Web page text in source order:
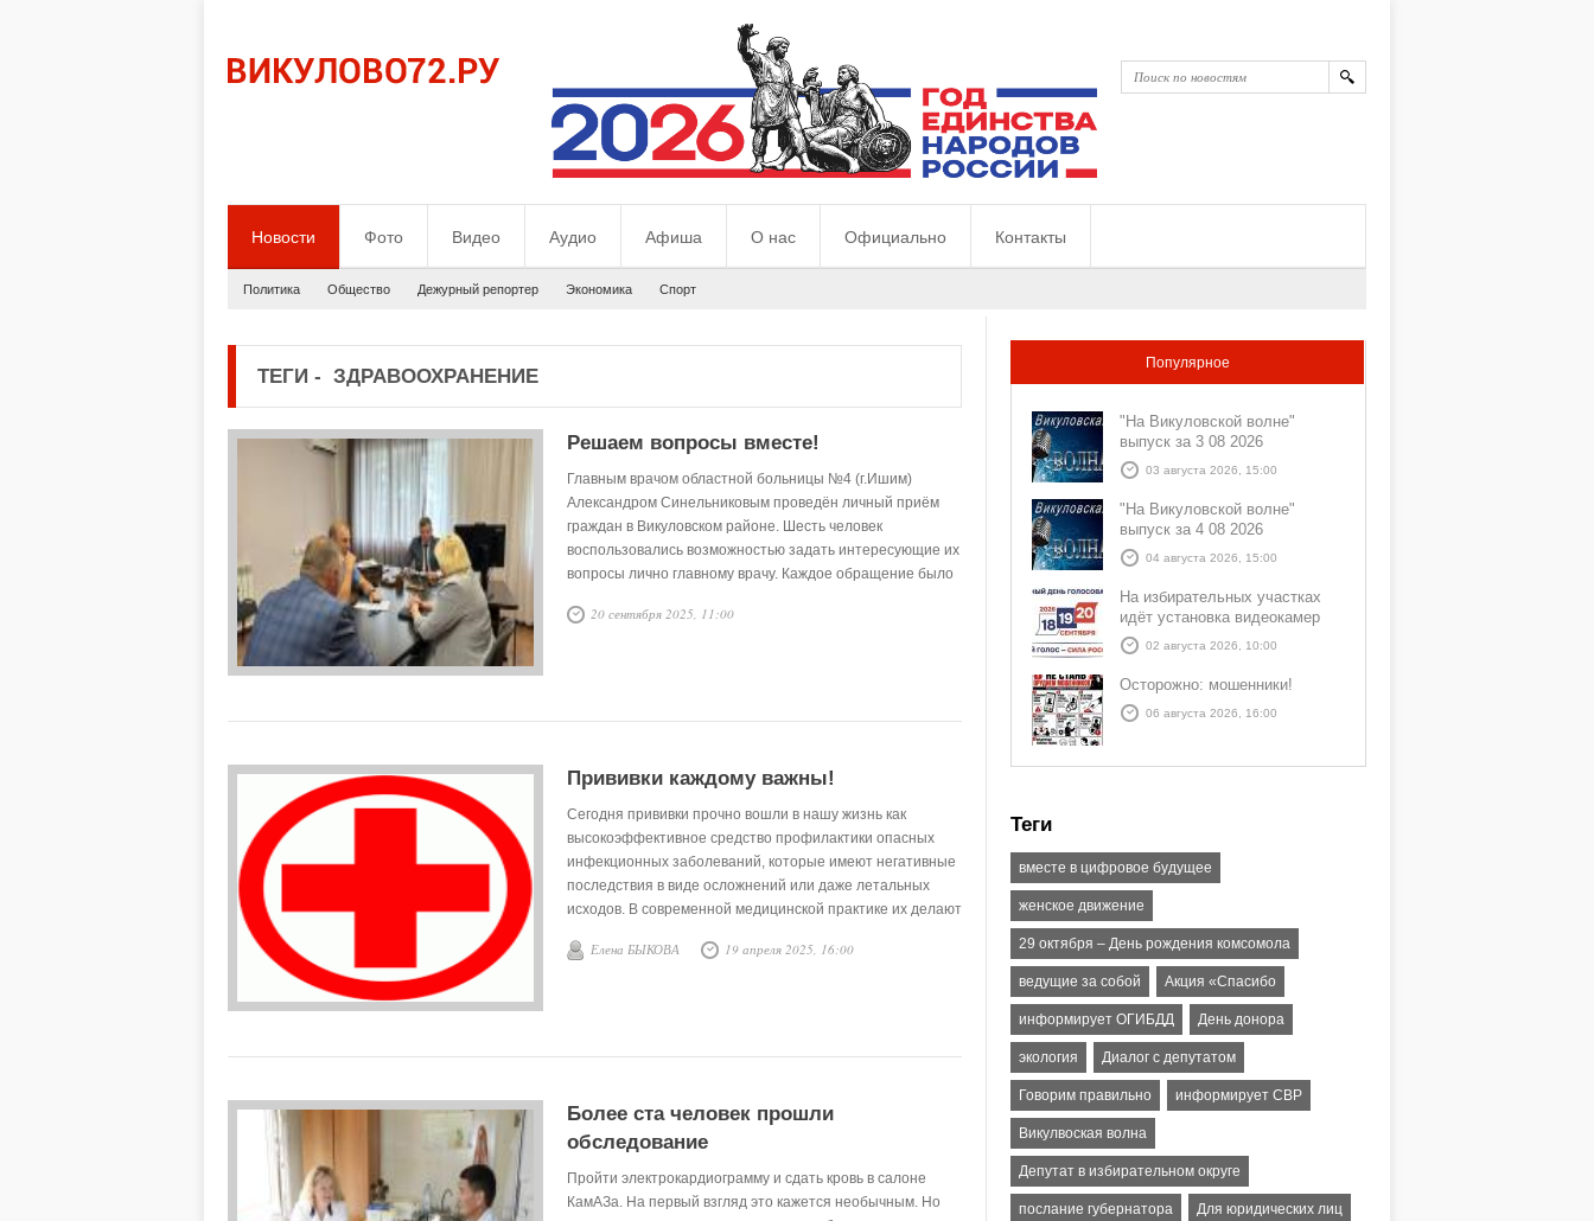
Новости Фото Видео Аудио Афиша О нас Официально Контакты
Политика Общество Дежурный репортер Экономика Спорт
ТЕГИ - ЗДРАВООХРАНЕНИЕ
Решаем вопросы вместе!
Главным врачом областной больницы №4 (г.Ишим)
Александром Синельниковым проведён личный приём
граждан в Викуловском районе. Шесть человек
воспользовались возможностью задать интересующие их
вопросы лично главному врачу. Каждое обращение было
дальнейшего рассмотрения.
20 сентября 2025, 11:00
Прививки каждому важны!
Сегодня прививки прочно вошли в нашу жизнь как
высокоэффективное средство профилактики опасных
инфекционных заболеваний, которые имеют негативные
последствия в виде осложнений или даже летальных
исходов. В современной медицинской практике их делают
опасным инфекциям, либо для лечения заразившегося
Елена БЫКОВА 19 апреля 2025, 16:00
Более ста человек прошли
обследование
Пройти электрокардиограмму и сдать кровь в салоне
КамАЗа. На первый взгляд это кажется необычным. Но
Популярное
"На Викуловской волне"
выпуск за 3 08 2026
03 августа 2026, 15:00
"На Викуловской волне"
выпуск за 4 08 2026
04 августа 2026, 15:00
На избирательных участках
идёт установка видеокамер
02 августа 2026, 10:00
Осторожно: мошенники!
06 августа 2026, 16:00
Теги
вместе в цифровое будущее
женское движение
29 октября – День рождения комсомола
ведущие за собой Акция «Спасибо
информирует ОГИБДД День донора
экология Диалог с депутатом
Говорим правильно информирует СВР
Викулвоская волна
Депутат в избирательном округе
послание губернатора Для юридических лиц